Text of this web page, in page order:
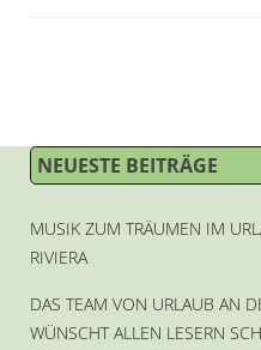
NEUESTE BEITRÄGE
MUSIK ZUM TRÄUMEN IM
RIVIERA
DAS TEAM VON URLAUB AN
WÜNSCHT ALLEN LESERN